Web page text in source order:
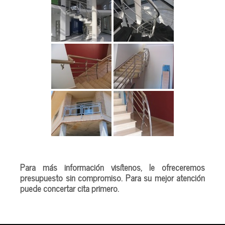
Para más información visítenos, le ofreceremos
presupuesto sin compromiso. Para su mejor atención
puedeconcertar citaprimero.